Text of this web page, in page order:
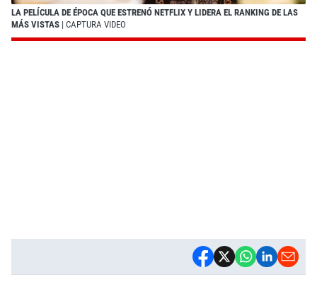
LA PELÍCULA DE ÉPOCA QUE ESTRENÓ NETFLIX Y LIDERA EL RANKING DE LAS
MÁS VISTAS | CAPTURA VIDEO